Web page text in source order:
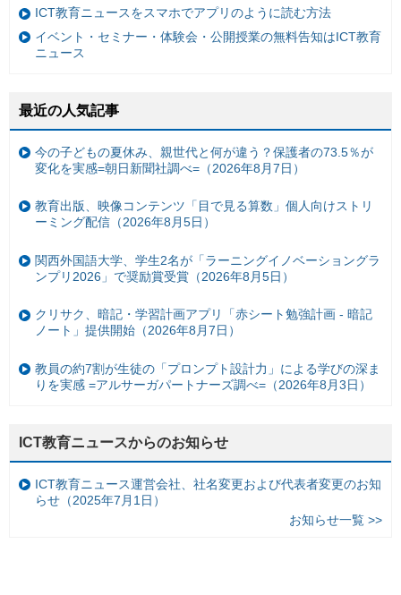
ICT教育ニュースをスマホでアプリのように読む方法
イベント・セミナー・体験会・公開授業の無料告知はICT教育
ニュース
最近の人気記事
今の子どもの夏休み、親世代と何が違う？保護者の73.5％が
変化を実感=朝日新聞社調べ=（2026年8月7日）
教育出版、映像コンテンツ「目で見る算数」個人向けストリ
ーミング配信（2026年8月5日）
関西外国語大学、学生2名が「ラーニングイノベーショングラ
ンプリ2026」で奨励賞受賞（2026年8月5日）
クリサク、暗記・学習計画アプリ「赤シート勉強計画 - 暗記
ノート」提供開始（2026年8月7日）
教員の約7割が生徒の「プロンプト設計力」による学びの深ま
りを実感 =アルサーガパートナーズ調べ=（2026年8月3日）
ICT教育ニュースからのお知らせ
ICT教育ニュース運営会社、社名変更および代表者変更のお知
らせ（2025年7月1日）
お知らせ一覧 >>